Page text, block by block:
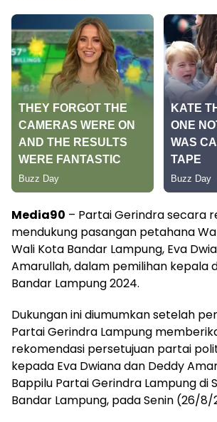
Media90 – Partai Gerindra secara
mendukung pasangan petahana
Wali Kota Bandar Lampung, Eva
Amarullah, dalam pemilihan kepala
Bandar Lampung 2024.
Dukungan ini diumumkan setelah
Partai Gerindra Lampung
rekomendasi persetujuan partai
kepada Eva Dwiana dan Deddy
Bappilu Partai Gerindra Lampung di
Bandar Lampung, pada Senin (26/8/